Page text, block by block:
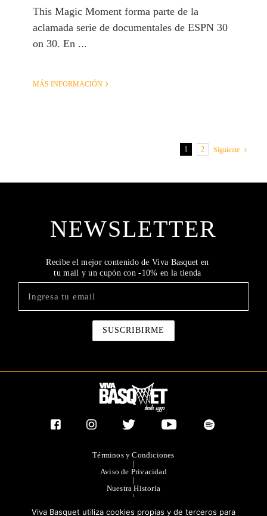
This Magic Moment forma parte de la
aclamada serie de documentales de ESPN 30
on 30. En ...
MÁS INFORMACIÓN
1 2 Siguiente
NEWSLETTER
Recibe el mejor contenido de Viva Basquet en
tu mail y un cupón con -10% en la tienda
Términos y Condiciones
|
Aviso de Privacidad
|
Nuestra Historia
|
|
Viva Basquet utiliza cookies propias y de terceros para